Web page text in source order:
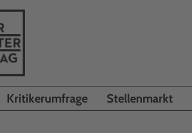
Kritikerumfrage Stellenmarkt